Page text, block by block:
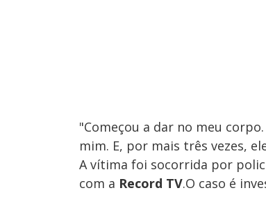
"Começou a dar no meu
mim. E, por mais três vezes,
A vítima foi socorrida por
com a Record TV.O caso é